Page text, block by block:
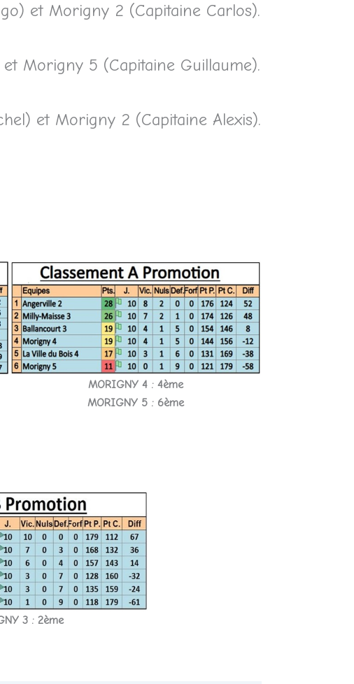
et Morigny 2 (Capitaine Carlos).
Morigny 5 (Capitaine Guillaume).
et Morigny 2 (Capitaine Alexis).
MORIGNY 4 : 4ème
MORIGNY 5 : 6ème
3 : 2ème